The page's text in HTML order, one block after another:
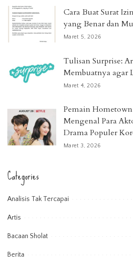
Cara Buat Surat
yang Benar dan
Maret 5, 2026
Tulisan Surprise:
Membuatnya agar
Maret 4, 2026
Pemain
Mengenal Para
Drama Populer
Maret 3, 2026
Categories
Analisis Tak Tercapai
Artis
Bacaan Sholat
Berita